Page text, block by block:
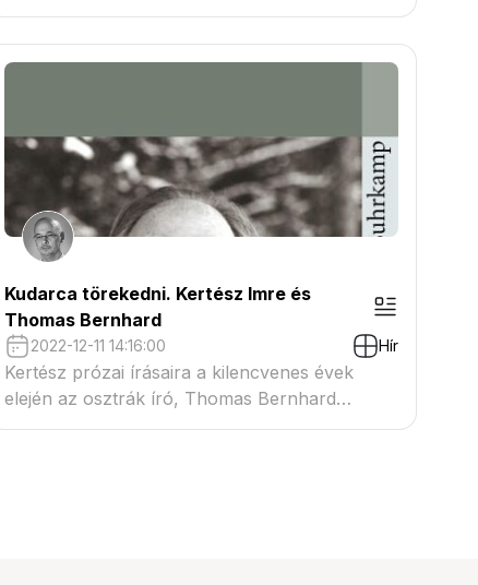
szerelem metafizikája című művét, az eredetileg
A világ mint akarat és képzet II.kötetében
megjelent traktátust, melyet közvetlenül a
Kudarca törekedni. Kertész Imre és
Thomas Bernhard
2022-12-11 14:16:00 Hír
Kertész prózai írásaira a kilencvenes évek
elején az osztrák író, Thomas Bernhard
gyakorolta a legnagyobb hatást, ami a Kaddis a